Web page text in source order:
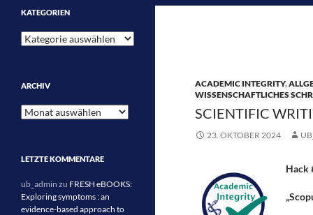
ACADEMIC INTEGRITY,
WISSENSCHAFTLICHES
SCIENTIFIC
23. OKTOBER 2024
Hack
KATEGORIEN
Kategorien
ARCHIV
Archiv
LETZTE KOMMENTARE
ub_admin zu FRESH eBOOKS:
Exploring symptoms : an
evidence-based approach to